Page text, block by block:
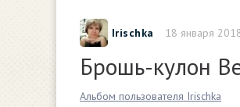
Irischka 18 января
Брошь-кулон
Альбом пользователя Irischka